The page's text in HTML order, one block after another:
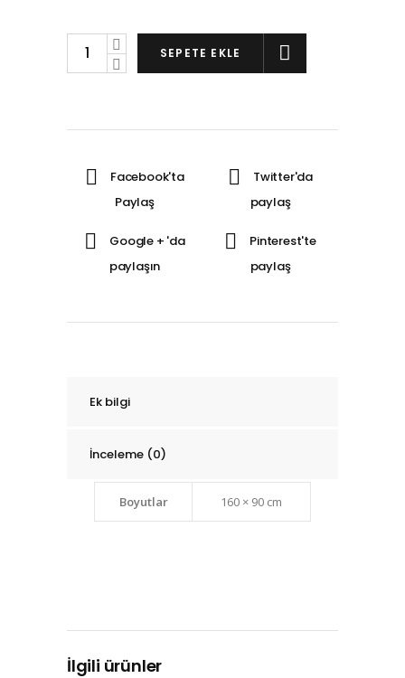
VİTO
6
SEPETE EKLE
Ek bilgi
İnceleme (0)
Boyutlar 160 × 90 cm
İlgili ürünler